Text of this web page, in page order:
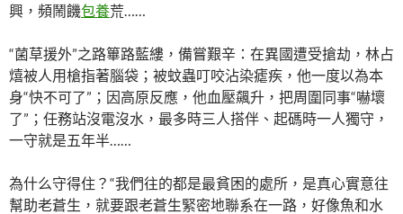
興，頻鬧饑包養荒……
“菌草援外”之路篳路藍縷，備嘗艱辛：在異國遭受搶劫，林占
熺被人用槍指著腦袋；被蚊蟲叮咬沾染瘧疾，他一度以為本
身“快不可了”；因高原反應，他血壓飆升，把周圍同事“嚇壞
了”；任務站沒電沒水，最多時三人搭伴、起碼時一人獨守，
一守就是五年半……
為什么守得住？“我們往的都是最貧困的處所，是真心實意往
幫助老蒼生，就要跟老蒼生緊密地聯系在一路，好像魚和水